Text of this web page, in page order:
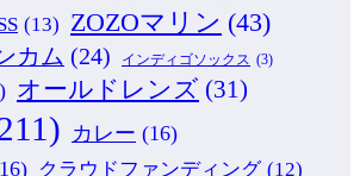
(13) ZOZOマリン (43)
カム (24) インディゴソックス (3)
オールドレンズ (31)
カレー (16)
クラウドファンディング (12)